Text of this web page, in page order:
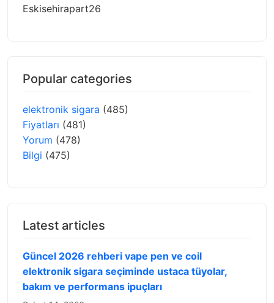
Eskisehirapart26
Popular categories
elektronik sigara (485)
Fiyatları (481)
Yorum (478)
Bilgi (475)
Latest articles
Güncel 2026 rehberi vape pen ve coil
elektronik sigara seçiminde ustaca tüyolar,
bakım ve performans ipuçları